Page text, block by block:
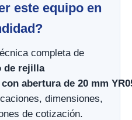
este equipo en
completa de
de rejilla
abertura de 20 mm
dimensiones,
de cotización.